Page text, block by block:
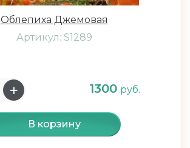
Облепиха Джемовая
Артикул: S1289
1300 руб.
В корзину